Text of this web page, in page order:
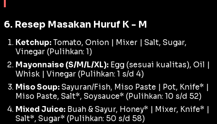
6. Resep Masakan Huruf K - M
Ketchup: Tomato, Onion | Mixer | Salt, Sugar,
Vinegar (Pulihkan: 1)
Mayonnaise (S/M/L/XL): Egg (sesuai kualitas), Oil |
Whisk | Vinegar (Pulihkan: 1 s/d 4)
Miso Soup: Sayuran/Fish, Miso Paste | Pot, Knife* |
Miso Paste, Salt*, Soysauce* (Pulihkan: 10 s/d 52)
Mixed Juice: Buah & Sayur, Honey* | Mixer, Knife* |
Salt*, Sugar* (Pulihkan: 50 s/d 58)